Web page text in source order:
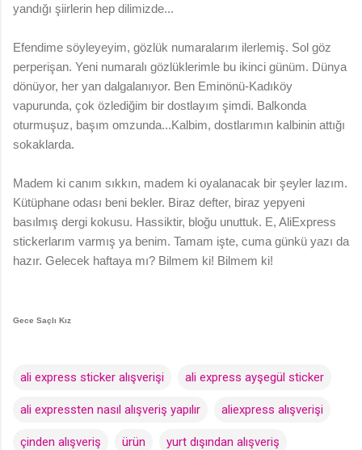
yandığı şiirlerin hep dilimizde...
Efendime söyleyeyim, gözlük numaralarım ilerlemiş. Sol göz
perperişan. Yeni numaralı gözlüklerimle bu ikinci günüm. Dünya
dönüyor, her yan dalgalanıyor. Ben Eminönü-Kadıköy
vapurunda, çok özlediğim bir dostlayım şimdi. Balkonda
oturmuşuz, başım omzunda...Kalbim, dostlarımın kalbinin attığı
sokaklarda.
Madem ki canım sıkkın, madem ki oyalanacak bir şeyler lazım.
Kütüphane odası beni bekler. Biraz defter, biraz yepyeni
basılmış dergi kokusu. Hassiktir, bloğu unuttuk. E, AliExpress
stickerlarım varmış ya benim. Tamam işte, cuma günkü yazı da
hazır. Gelecek haftaya mı? Bilmem ki! Bilmem ki!
Gece Saçlı Kız
ali express sticker alışverişi ali express ayşegül sticker
ali expressten nasıl alışveriş yapılır aliexpress alışverişi
çinden alışveriş ürün yurt dışından alışveriş